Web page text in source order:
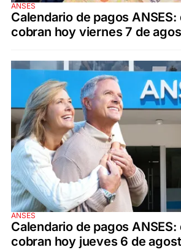
ANSES
Calendario de pagos
cobran hoy viernes 7 de
ANSES
Calendario de pagos
cobran hoy jueves 6 de